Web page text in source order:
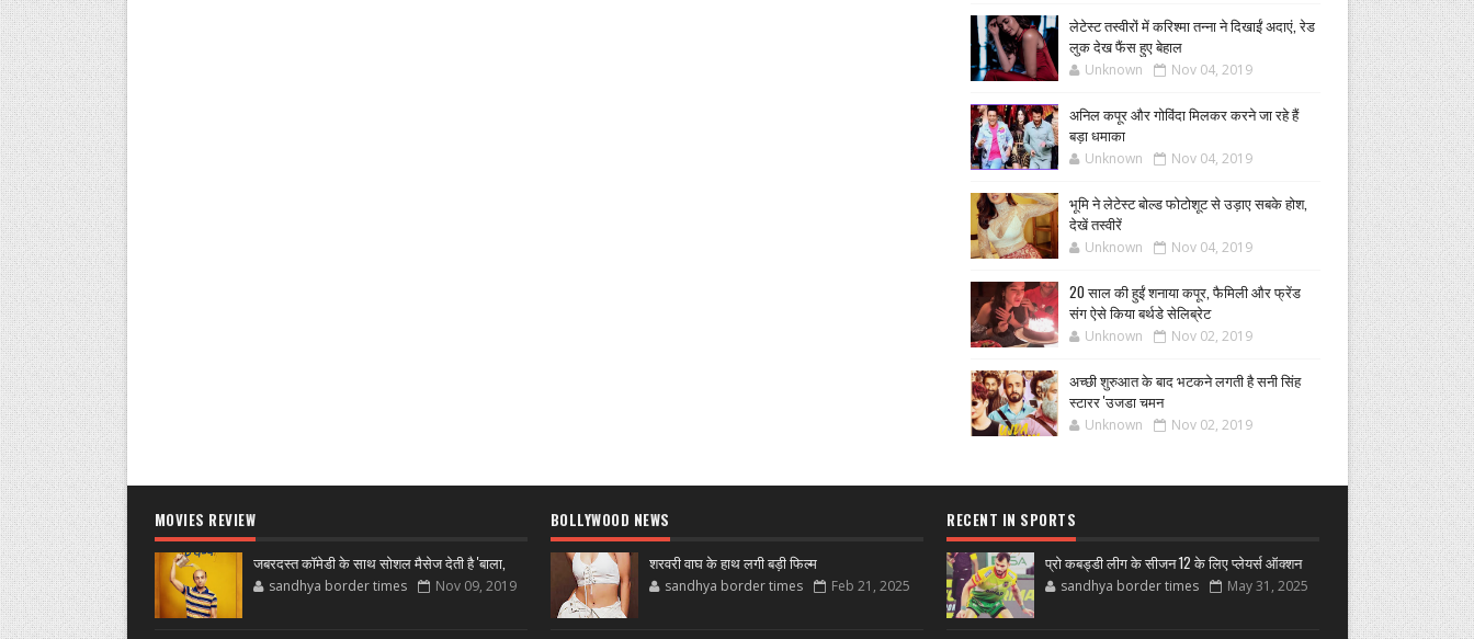
लेटेस्ट तस्वीरों में करिश्मा तन्ना ने दिखाईं अदाएं, रेड
लुक देख फैंस हुए बेहाल
Unknown Nov 04, 2019
अनिल कपूर और गोविंदा मिलकर करने जा रहे हैं
बड़ा धमाका
Unknown Nov 04, 2019
भूमि ने लेटेस्ट बोल्ड फोटोशूट से उड़ाए सबके होश,
देखें तस्वीरें
Unknown Nov 04, 2019
20 साल की हुईं शनाया कपूर, फैमिली और फ्रेंड
संग ऐसे किया बर्थडे सेलिब्रेट
Unknown Nov 02, 2019
अच्छी शुरुआत के बाद भटकने लगती है सनी सिंह
स्टारर 'उजडा चमन
Unknown Nov 02, 2019
MOVIES REVIEW
जबरदस्त कॉमेडी के साथ सोशल मैसेज देती है 'बाला,
sandhya border times Nov 09, 2019
BOLLYWOOD NEWS
शरवरी वाघ के हाथ लगी बड़ी फिल्म
sandhya border times Feb 21, 2025
RECENT IN SPORTS
प्रो कबड्डी लीग के सीजन 12 के लिए प्लेयर्स ऑक्शन
sandhya border times May 31, 2025